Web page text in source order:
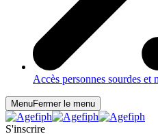
Accès personnes sourdes et
MenuFermer le menu
S'inscrire